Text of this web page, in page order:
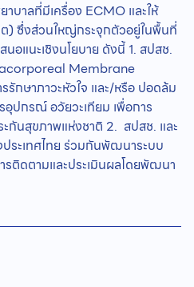
าบาลที่มีเครื่อง ECMO และให้
ต) ซึ่งส่วนใหญ่กระจุกตัวอยู่ในพื้นที่
อแนะเชิงนโยบาย ดังนี้ 1. สปสช.
Membrane
กษาภาวะหัวใจ และ/หรือ ปอดล้ม
อุปกรณ์ อวัยวะเทียม เพื่อการ
กันสุขภาพแห่งชาติ 2. สปสช. และ
ระเทศไทย ร่วมกันพัฒนาระบบ
รติดตามและประเมินผลโดยพัฒนา